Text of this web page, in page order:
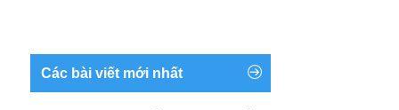
Các bài viết mới nhất